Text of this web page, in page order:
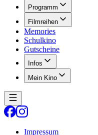
Programm
Filmreihen
Memories
Schulkino
Gutscheine
Infos
Mein Kino
Impressum